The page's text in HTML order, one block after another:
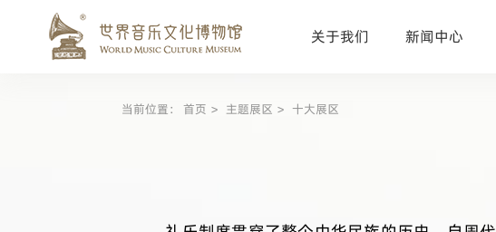
关于我们 新闻中心
当前位置：首页 主题展区 十大展区